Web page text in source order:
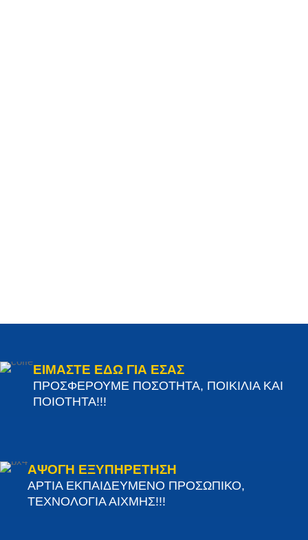
ΕΙΜΑΣΤΕ ΕΔΩ ΓΙΑ ΕΣΑΣ
ΠΡΟΣΦΕΡΟΥΜΕ ΠΟΣΟΤΗΤΑ, ΠΟΙΚΙΛΙΑ ΚΑΙ
ΠΟΙΟΤΗΤΑ!!!
ΑΨΟΓΗ ΕΞΥΠΗΡΕΤΗΣΗ
ΑΡΤΙΑ ΕΚΠΑΙΔΕΥΜΕΝΟ ΠΡΟΣΩΠΙΚΟ,
ΤΕΧΝΟΛΟΓΙΑ ΑΙΧΜΗΣ!!!